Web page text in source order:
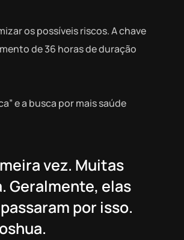
os possíveis riscos. A chave
de 36 horas de duração
e a busca por mais saúde
vez. Muitas
Geralmente, elas
por isso.